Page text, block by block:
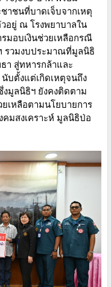
าชนที่บาดเจ็บจากเหตุ
อยู่ ณ โรงพยาบาลใน
มอบเงินช่วยเหลือกรณี
รวมงบประมาณที่มูลนิธิ
า สู่ทหารกล้าและ
บตั้งแต่เกิดเหตุจนถึง
มูลนิธิฯ ยังคงติดตาม
เหลือตามนโยบายการ
มสงเคราะห์ มูลนิธิป่อ